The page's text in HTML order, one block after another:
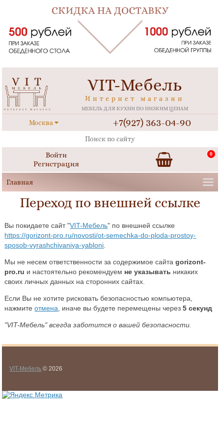
VIT-Мебель
Интернет магазин
МЕБЕЛЬ ДЛЯ КУХНИ ПО НИЗКИМ ЦЕНАМ
Москва +7(927) 363-04-90
Войти
Регистрация
0
Переход по внешней ссылке
Вы покидаете сайт "VIT-Мебель" по внешней ссылке
https://gorizont-pro.ru/novosti/ot-semechka-do-ploda-prostoy-
sposob-vyrashchivaniya-yabloni
Мы не несем ответственности за содержимое сайтаgorizont-
pro.ru и настоятельно рекомендуем не указывать никаких
своих личных данных на сторонних сайтах.
Если Вы не хотите рисковать безопасностью компьютера,
нажмитеотмена , иначе вы будете перемещены через5 секунд
"VIT-Мебель" всегда заботится о вашей безопасности.
VIT-Мебель © 2026